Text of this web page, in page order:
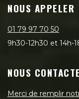
NOUS APPELER
01 79 97 70 50
9h30-12h30 et 14h-
NOUS
Merci de remplir